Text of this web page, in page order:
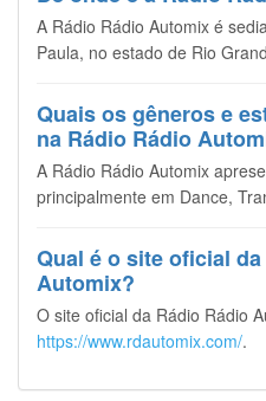
A Rádio Rádio Automix é
Paula, no estado de Rio
Quais os gêneros e
na Rádio Rádio
A Rádio Rádio Automix
principalmente em Dance,
Qual é o site oficial
Automix?
O site oficial da Rádio Rádio
https://www.rdautomix.com/.